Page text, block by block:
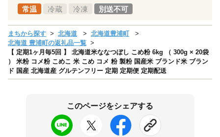
常温 冷蔵 冷凍 別送不可
まちから探す 北海道
北海道豊浦町
北海道 豊浦町の返礼品一覧
【 定期1ヶ月毎5回 】 北海道米ななつぼし こめ粉 6kg （ 300g × 20袋
） 米粉 コメ粉 こめこ 米 こめ コメ 粉 製粉 国産米 ブランド米 ブラン
ド 国産 北海道産 グルテンフリー 定期 定期便 定期配送
このページをシェアする